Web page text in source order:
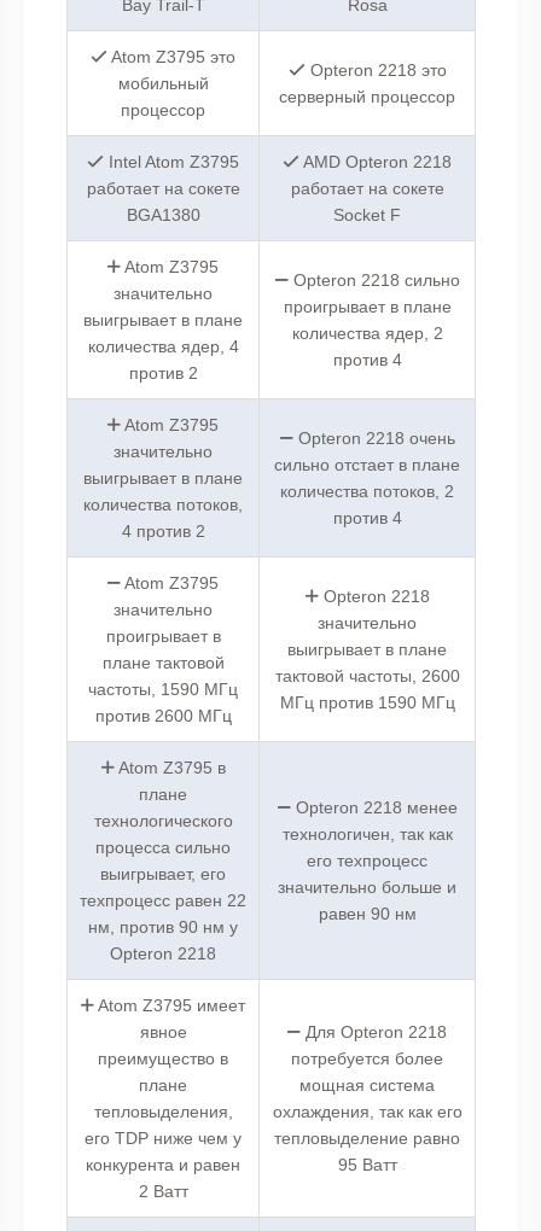
Bay Trail-T
Rosa
Atom Z3795 это
мобильный
процессор
Opteron 2218 это
серверный процессор
Intel Atom Z3795
работает на сокете
BGA1380
AMD Opteron 2218
работает на сокете
Socket F
Atom Z3795
значительно
выигрывает в плане
количества ядер, 4
против 2
Opteron 2218 сильно
проигрывает в плане
количества ядер, 2
против 4
Atom Z3795
значительно
выигрывает в плане
количества потоков,
4 против 2
Opteron 2218 очень
сильно отстает в плане
количества потоков, 2
против 4
Atom Z3795
значительно
проигрывает в
плане тактовой
частоты, 1590 МГц
против 2600 МГц
Opteron 2218
значительно
выигрывает в плане
тактовой частоты, 2600
МГц против 1590 МГц
Atom Z3795 в
плане
технологического
процесса сильно
выигрывает, его
техпроцесс равен 22
нм, против 90 нм у
Opteron 2218
Opteron 2218 менее
технологичен, так как
его техпроцесс
значительно больше и
равен 90 нм
Atom Z3795 имеет
явное
преимущество в
плане
тепловыделения,
его TDP ниже чем у
конкурента и равен
2 Ватт
Для Opteron 2218
потребуется более
мощная система
охлаждения, так как его
тепловыделение равно
95 Ватт